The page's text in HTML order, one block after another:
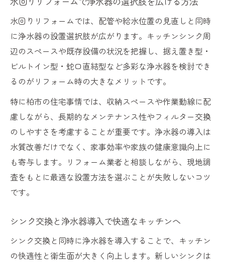
水回りリフォームでは、配管や給水位置の見直しと同時
に浄水器の設置選択肢が広がります。キッチンシンク周
辺のスペースや既存設備の状況を把握し、据え置き型・
ビルトイン型・蛇口直結型など多彩な浄水器を検討でき
るのがリフォーム時の大きなメリットです。
特に柏市の住宅事情では、収納スペースや作業動線に配
慮しながら、長期的なメンテナンス性やフィルター交換
のしやすさを考慮することが重要です。浄水器の導入は
水質改善だけでなく、家事効率や家族の健康意識向上に
も寄与します。リフォーム業者と相談しながら、現地調
査をもとに最適な設置方法を選ぶことが失敗しないコツ
です。
シンク交換と浄水器導入で快適なキッチンへ
シンク交換と同時に浄水器を導入することで、キッチン
の快適性と衛生面が大きく向上します。新しいシンクは